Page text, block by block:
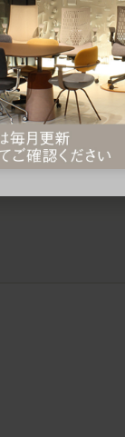
ィスチェア5選